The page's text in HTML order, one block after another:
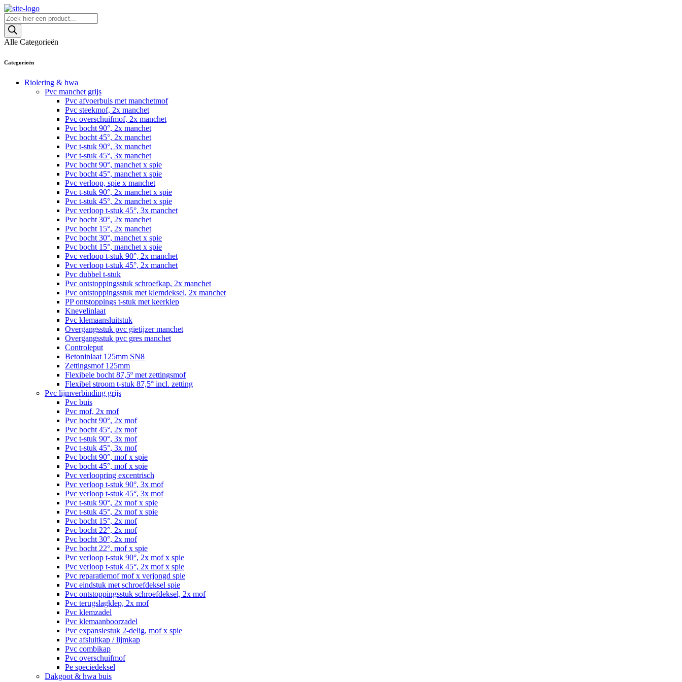
Skip
to
content
Producten
zoeken
Alle Categorieën
Categorieën
Riolering & hwa
Pvc manchet grijs
Pvc afvoerbuis met manchetmof
Pvc steekmof, 2x manchet
Pvc overschuifmof, 2x manchet
Pvc bocht 90°, 2x manchet
Pvc bocht 45°, 2x manchet
Pvc t-stuk 90°, 3x manchet
Pvc t-stuk 45°, 3x manchet
Pvc bocht 90°, manchet x spie
Pvc bocht 45°, manchet x spie
Pvc verloop, spie x manchet
Pvc t-stuk 90°, 2x manchet x spie
Pvc t-stuk 45°, 2x manchet x spie
Pvc verloop t-stuk 45°, 3x manchet
Pvc bocht 30°, 2x manchet
Pvc bocht 15°, 2x manchet
Pvc bocht 30°, manchet x spie
Pvc bocht 15°, manchet x spie
Pvc verloop t-stuk 90°, 2x manchet
Pvc verloop t-stuk 45°, 2x manchet
Pvc dubbel t-stuk
Pvc ontstoppingsstuk schroefkap, 2x manchet
Pvc ontstoppingsstuk met klemdeksel, 2x manchet
PP ontstoppings t-stuk met keerklep
Knevelinlaat
Pvc klemaansluitstuk
Overgangsstuk pvc gietijzer manchet
Overgangsstuk pvc gres manchet
Controleput
Betoninlaat 125mm SN8
Zettingsmof 125mm
Flexibele bocht 87,5º met zettingsmof
Flexibel stroom t-stuk 87,5° incl. zetting
Pvc lijmverbinding grijs
Pvc buis
Pvc mof, 2x mof
Pvc bocht 90°, 2x mof
Pvc bocht 45°, 2x mof
Pvc t-stuk 90°, 3x mof
Pvc t-stuk 45°, 3x mof
Pvc bocht 90°, mof x spie
Pvc bocht 45°, mof x spie
Pvc verloopring excentrisch
Pvc verloop t-stuk 90°, 3x mof
Pvc verloop t-stuk 45°, 3x mof
Pvc t-stuk 90°, 2x mof x spie
Pvc t-stuk 45°, 2x mof x spie
Pvc bocht 15°, 2x mof
Pvc bocht 22°, 2x mof
Pvc bocht 30°, 2x mof
Pvc bocht 22°, mof x spie
Pvc verloop t-stuk 90°, 2x mof x spie
Pvc verloop t-stuk 45°, 2x mof x spie
Pvc reparatiemof mof x verjongd spie
Pvc eindstuk met schroefdeksel spie
Pvc ontstoppingsstuk schroefdeksel, 2x mof
Pvc terugslagklep, 2x mof
Pvc klemzadel
Pvc klemaanboorzadel
Pvc expansiestuk 2-delig, mof x spie
Pvc afsluitkap / lijmkap
Pvc combikap
Pvc overschuifmof
Pe speciedeksel
Dakgoot & hwa buis